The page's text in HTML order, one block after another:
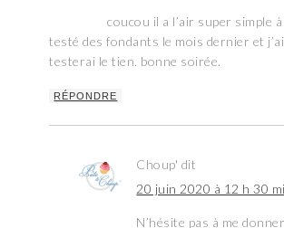
coucou il a l’air super simple à
testé des fondants le mois dernier et
testerai le tien. bonne soirée.
RÉPONDRE
Choup' dit
20 juin 2020 à 12 h 30
N’hésite pas à me